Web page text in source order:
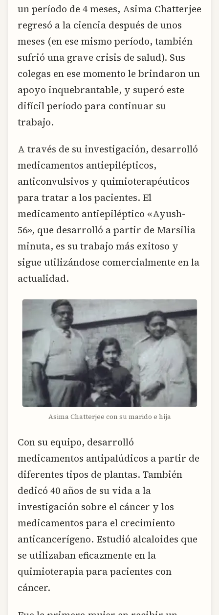
un período de 4 meses, Asima Chatterjee
regresó a la ciencia después de unos
meses (en ese mismo período, también
sufrió una grave crisis de salud). Sus
colegas en ese momento le brindaron un
apoyo inquebrantable, y superó este
difícil período para continuar su
trabajo.
A través de su investigación, desarrolló
medicamentos antiepilépticos,
anticonvulsivos y quimioterapéuticos
para tratar a los pacientes. El
medicamento antiepiléptico «Ayush-
56», que desarrolló a partir de Marsilia
minuta, es su trabajo más exitoso y
sigue utilizándose comercialmente en la
actualidad.
Asima Chatterjee con su marido e hija
Con su equipo, desarrolló
medicamentos antipalúdicos a partir de
diferentes tipos de plantas. También
dedicó 40 años de su vida a la
investigación sobre el cáncer y los
medicamentos para el crecimiento
anticancerígeno. Estudió alcaloides que
se utilizaban eficazmente en la
quimioterapia para pacientes con
cáncer.